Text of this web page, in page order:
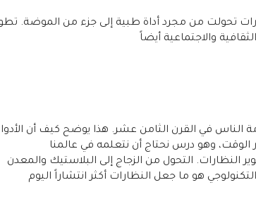
تحولت من مجرد أداة طبية إلى جزء من الموضة.
والاجتماعية أيضاً
الناس في القرن الثامن عشر. هذا يوضح كيف أن
وهو درس نحتاج أن نتعلمه في عالمنا
النظارات. التحول من الزجاج إلى البلاستيك والمعدن
هو ما جعل النظارات أكثر انتشاراً اليوم